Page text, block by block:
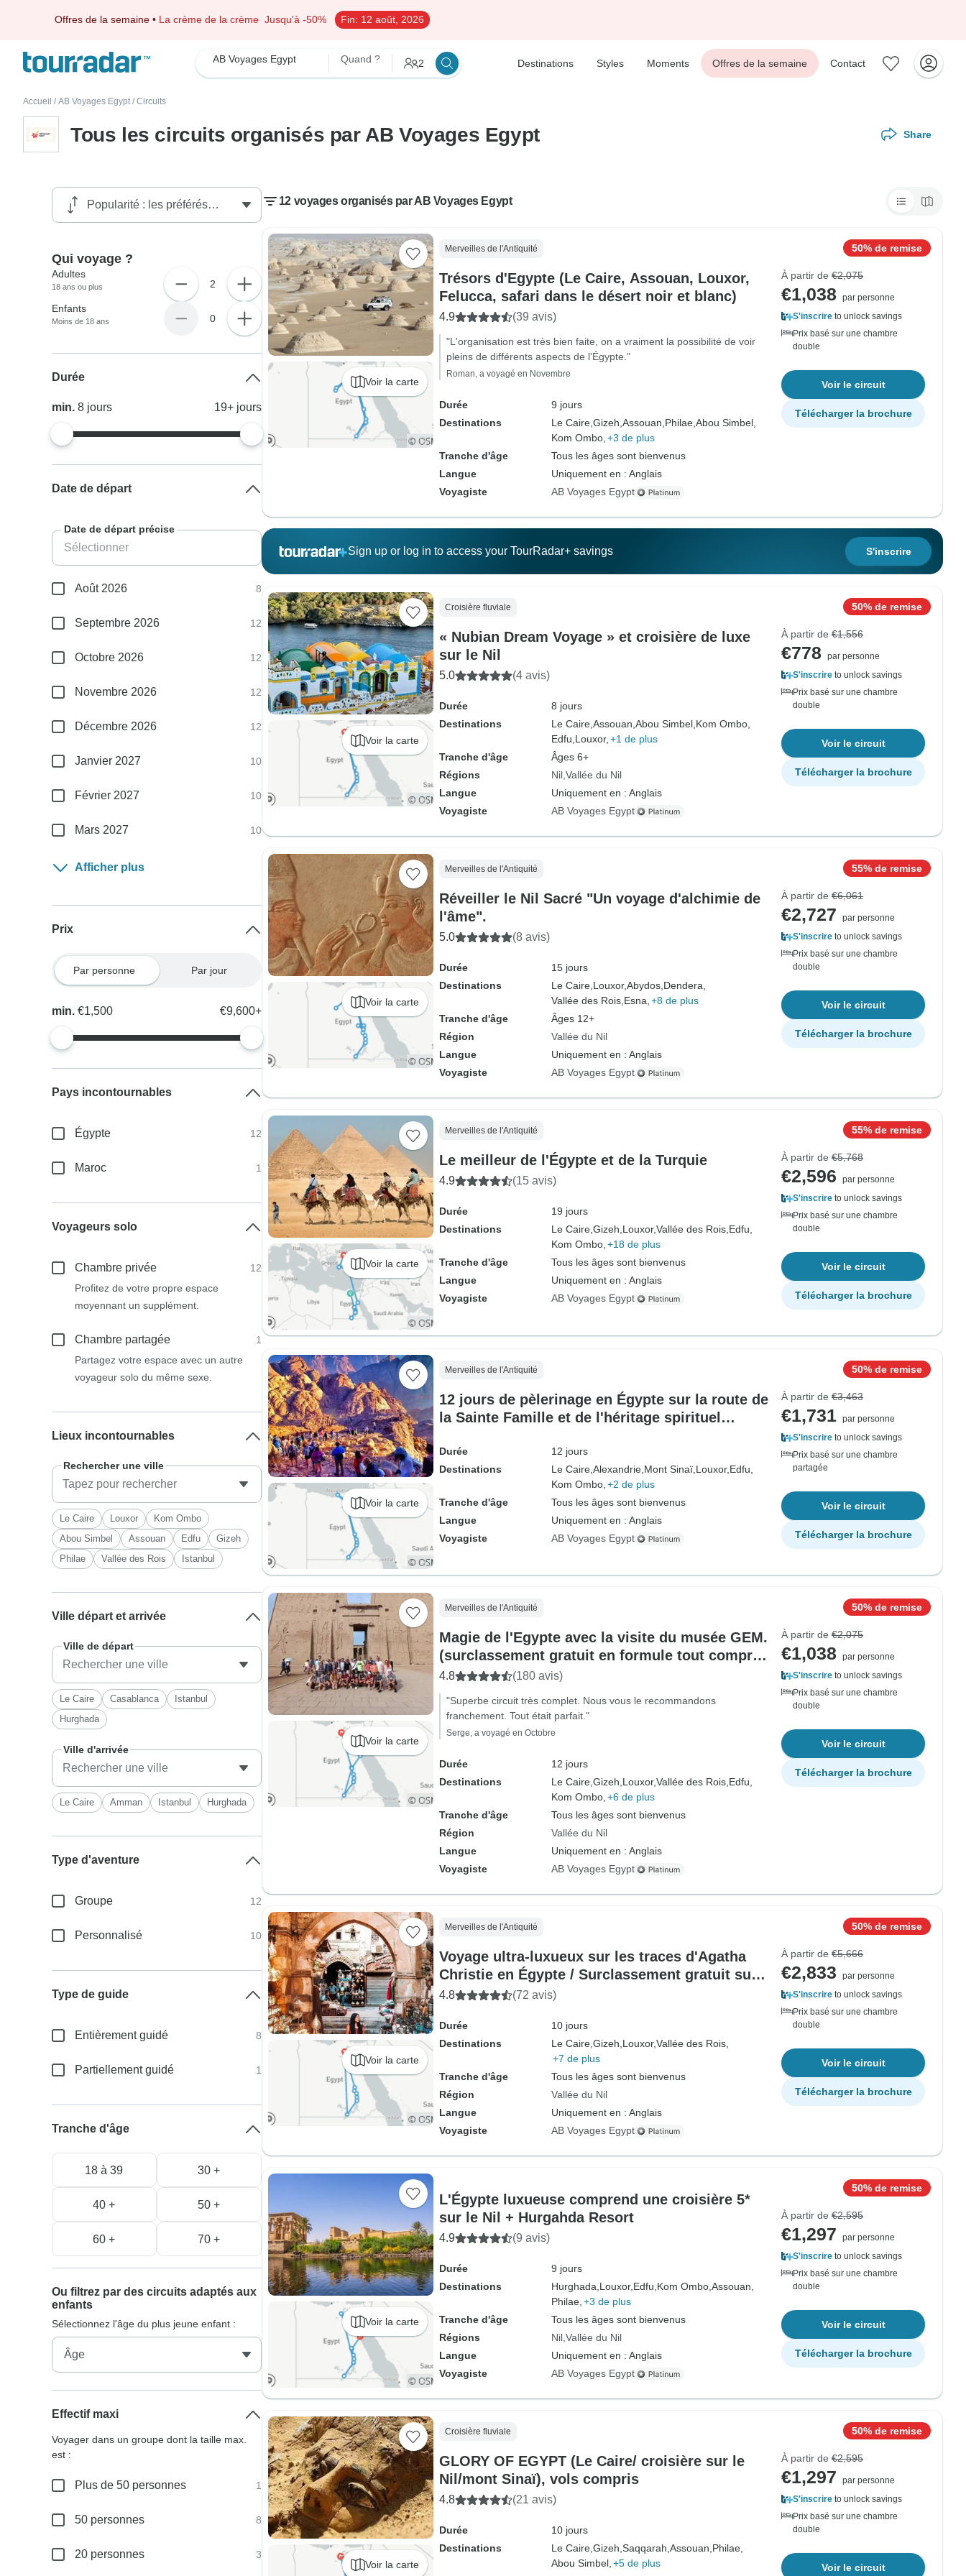
Offres de la semaine • La crème de la crème Jusqu'à -50% Fin: 12 août, 2026
AB Voyages Egypt Quand ? 2 Destinations Styles Moments Offres de la semaine Contact
Accueil / AB Voyages Egypt / Circuits
Tous les circuits organisés par AB Voyages Egypt Share
12 voyages organisés par AB Voyages Egypt
Voir la carte
Merveilles de l'Antiquité
Trésors d'Egypte (Le Caire, Assouan, Louxor,
Felucca, safari dans le désert noir et blanc)
4.9 (39 avis)
"L'organisation est très bien faite, on a vraiment la possibilité de voir
pleins de différents aspects de l'Égypte."
Roman, a voyagé en Novembre
Durée
9 jours
Destinations
Le Caire, Gizeh, Assouan, Philae, Abou Simbel,
Kom Ombo, +3 de plus
Tranche d'âge
Tous les âges sont bienvenus
Langue
Uniquement en : Anglais
Voyagiste
AB Voyages Egypt
50% de remise
À partir de €2,075
€1,038
par personne
S'inscrire to unlock savings
Prix basé sur une chambre
double
Voir le circuit
Télécharger la brochure
Sign up or log in to access your TourRadar+ savings S'inscrire
Voir la carte
Croisière fluviale
« Nubian Dream Voyage » et croisière de luxe
sur le Nil
5.0 (4 avis)
Durée
8 jours
Destinations
Le Caire, Assouan, Abou Simbel, Kom Ombo,
Edfu, Louxor, +1 de plus
Tranche d'âge
Âges 6+
Régions
Nil Vallée du Nil
Langue
Uniquement en : Anglais
Voyagiste
AB Voyages Egypt
50% de remise
À partir de €1,556
€778
par personne
S'inscrire to unlock savings
Prix basé sur une chambre
double
Voir le circuit
Télécharger la brochure
Voir la carte
Merveilles de l'Antiquité
Réveiller le Nil Sacré "Un voyage d'alchimie de
l'âme".
5.0 (8 avis)
Durée
15 jours
Destinations
Le Caire, Louxor,Abydos, Dendera,
Vallée des Rois, Esna, +8 de plus
Tranche d'âge
Âges 12+
Région
Vallée du Nil
Langue
Uniquement en : Anglais
Voyagiste
AB Voyages Egypt
55% de remise
À partir de €6,061
€2,727
par personne
S'inscrire to unlock savings
Prix basé sur une chambre
double
Voir le circuit
Télécharger la brochure
Voir la carte
Merveilles de l'Antiquité
Le meilleur de l'Égypte et de la Turquie
4.9 (15 avis)
Durée
19 jours
Destinations
Le Caire, Gizeh, Louxor,Vallée des Rois, Edfu,
Kom Ombo, +18 de plus
Tranche d'âge
Tous les âges sont bienvenus
Langue
Uniquement en : Anglais
Voyagiste
AB Voyages Egypt
55% de remise
À partir de €5,768
€2,596
par personne
S'inscrire to unlock savings
Prix basé sur une chambre
double
Voir le circuit
Télécharger la brochure
Voir la carte
Merveilles de l'Antiquité
12 jours de pèlerinage en Égypte sur la route de
la Sainte Famille et de l'héritage spirituel
Durée
12 jours
Destinations
Le Caire, Alexandrie, Mont Sinaï, Louxor, Edfu,
Kom Ombo, +2 de plus
Tranche d'âge
Tous les âges sont bienvenus
Langue
Uniquement en : Anglais
Voyagiste
AB Voyages Egypt
50% de remise
À partir de €3,463
€1,731 par personne
S'inscrire to unlock savings
Prix basé sur une chambre
partagée
Voir le circuit
Télécharger la brochure
Voir la carte
Merveilles de l'Antiquité
Magie de l'Egypte avec la visite du musée GEM.
(surclassement gratuit en formule tout compris
au centre de villégiature d'Hurghada)
4.8 (180 avis)
"Superbe circuit très complet. Nous vous le recommandons
franchement. Tout était parfait."
Serge, a voyagé en Octobre
Durée
12 jours
Destinations
Le Caire, Gizeh, Louxor,Vallée des Rois, Edfu,
Kom Ombo, +6 de plus
Tranche d'âge
Tous les âges sont bienvenus
Région
Vallée du Nil
Langue
Uniquement en : Anglais
Voyagiste
AB Voyages Egypt
50% de remise
À partir de €2,075
€1,038
par personne
S'inscrire to unlock savings
Prix basé sur une chambre
double
Voir le circuit
Télécharger la brochure
Voir la carte
Merveilles de l'Antiquité
Voyage ultra-luxueux sur les traces d'Agatha
Christie en Égypte / Surclassement gratuit sur
une dahabiya de luxe / Petit groupe
4.8 (72 avis)
Durée
10 jours
Destinations
Le Caire, Gizeh, Louxor,Vallée des Rois,
+7 de plus
Tranche d'âge
Tous les âges sont bienvenus
Région
Vallée du Nil
Langue
Uniquement en : Anglais
Voyagiste
AB Voyages Egypt
50% de remise
À partir de €5,666
€2,833
par personne
S'inscrire to unlock savings
Prix basé sur une chambre
double
Voir le circuit
Télécharger la brochure
Voir la carte
L'Égypte luxueuse comprend une croisière 5*
sur le Nil + Hurgahda Resort
4.9 (9 avis)
Durée
9 jours
Destinations
Hurghada, Louxor, Edfu, Kom Ombo, Assouan,
Philae, +3 de plus
Tranche d'âge
Tous les âges sont bienvenus
Régions
Nil Vallée du Nil
Langue
Uniquement en : Anglais
Voyagiste
AB Voyages Egypt
50% de remise
À partir de €2,595
€1,297
par personne
S'inscrire to unlock savings
Prix basé sur une chambre
double
Voir le circuit
Télécharger la brochure
Voir la carte
Croisière fluviale
GLORY OF EGYPT (Le Caire/ croisière sur le
Nil/mont Sinaï), vols compris
4.8 (21 avis)
Durée
10 jours
Destinations
Le Caire, Gizeh, Saqqarah, Assouan, Philae,
Abou Simbel, +5 de plus
50% de remise
À partir de €2,595
€1,297
par personne
S'inscrire to unlock savings
Prix basé sur une chambre
double
Voir le circuit
Qui voyage ?
Adultes
18 ans ou plus 2
Enfants
Moins de 18 ans 0
Durée
min.8 jours 19+ jours
Date de départ
Date de départ précise
Août 2026 8
Septembre 2026 12
Octobre 2026 12
Novembre 2026 12
Décembre 2026 12
Janvier 2027 10
Février 2027 10
Mars 2027 10
Afficher plus
Prix
Par personne Par jour
min.€1,500 €9,600+
Pays incontournables
Égypte 12
Maroc 1
Voyageurs solo
Chambre privée
12
Profitez de votre propre espace
moyennant un supplément.
Chambre partagée
1
Partagez votre espace avec un autre
voyageur solo du même sexe.
Lieux incontournables
Rechercher une ville
Le Caire Louxor
Kom Ombo
Abou Simbel
Assouan Edfu
Gizeh
Philae
Vallée des Rois Istanbul
Ville départ et arrivée
Ville de départ
Le Caire Casablanca
Istanbul
Hurghada
Ville d'arrivée
Le Caire Amman Istanbul Hurghada
Type d'aventure
Groupe 12
Personnalisé 10
Type de guide
Entièrement guidé 8
Partiellement guidé 1
Tranche d'âge
18 à 39 30 +
40 + 50 +
60 + 70 +
Ou filtrez par des circuits adaptés aux
enfants
Sélectionnez l'âge du plus jeune enfant :
Effectif maxi
Voyager dans un groupe dont la taille max.
est :
Plus de 50 personnes 1
50 personnes 8
20 personnes 3